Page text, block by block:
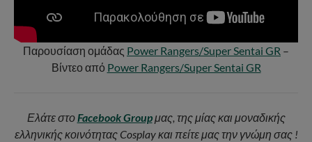
Παρουσίαση ομάδας Power Rangers/Super Sentai GR –
Βίντεο από Power Rangers/Super Sentai GR
Ελάτε στοFacebook Groupμας, της μίας και μοναδικής
ελληνικής κοινότητας Cosplay και πείτε μας την γνώμη σας !